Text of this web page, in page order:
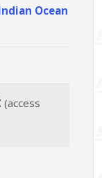
Ocean
(access